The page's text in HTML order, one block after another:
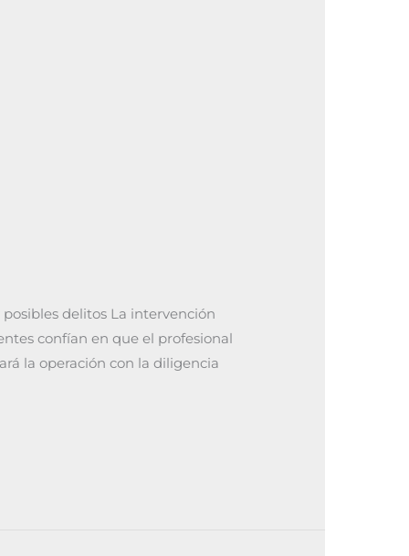
delitos La intervención
confían en que el profesional
la operación con la diligencia